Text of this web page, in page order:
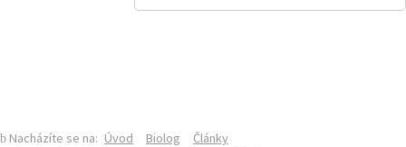
Nacházíte se na: Úvod Biolog
Články